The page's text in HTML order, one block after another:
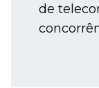
de